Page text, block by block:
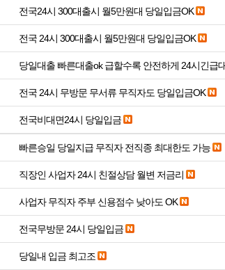
전국24시 300대출시 월5만원대 당일입금OK
전국 24시 300대출시 월5만원대 당일입금OK
당일대출 빠른대출ok 급할수록 안전하게 24시긴급
전국 24시 무방문 무서류 무직자도 당일입금OK
전국비대면24시 당일입금
빠른승일 당일지급 무직자 전직종 최대한도 가능
직장인 사업자 24시 친절상담 월변 저금리
사업자 무직자 주부 신용점수 낮아도 OK
전국무방문 24시 당일입금
당일내 입금 최고조